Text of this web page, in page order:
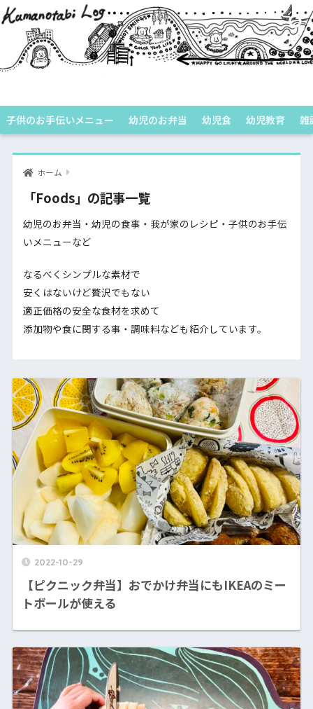
子供のお手伝いメニュー 幼児のお弁当 幼児食 幼児教育 雑
ホーム
「Foods」の記事一覧
幼児のお弁当・幼児の食事・我が家のレシピ・子供のお手伝
いメニューなど
なるべくシンプルな素材で
安くはないけど贅沢でもない
適正価格の安全な食材を求めて
添加物や食に関する事・調味料なども紹介しています。
2022-10-29
【ピクニック弁当】おでかけ弁当にもIKEAのミー
トボールが使える